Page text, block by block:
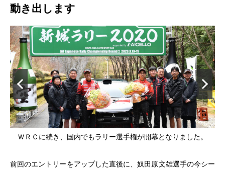
動き出します
ＷＲＣに続き、国内でもラリー選手権が開幕となりました。
前回のエントリーをアップした直後に、奴田原文雄選手の今シー